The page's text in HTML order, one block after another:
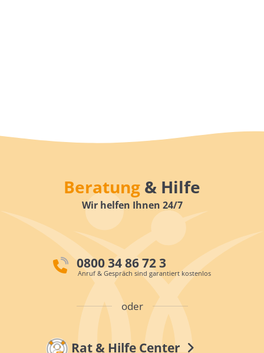
Beratung & Hilfe
Wir helfen Ihnen 24/7
0800 34 86 72 3
Anruf & Gespräch sind garantiert kostenlos
oder
Rat & Hilfe Center